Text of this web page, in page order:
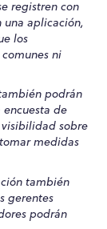
registren con
una aplicación,
los
ni
podrán
de
sobre
medidas
también
gerentes
podrán